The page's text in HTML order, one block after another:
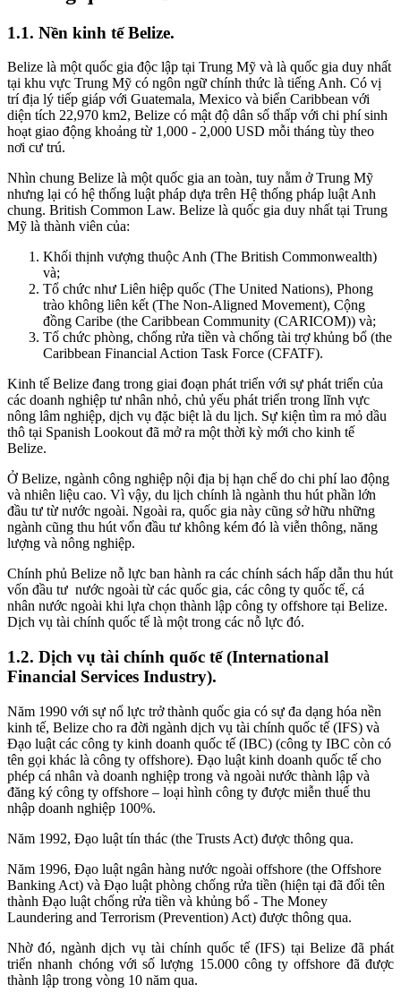
1.1. Nền kinh tế Belize.
Belize là một quốc gia độc lập tại Trung Mỹ và là quốc gia duy nhất
tại khu vực Trung Mỹ có ngôn ngữ chính thức là tiếng Anh. Có vị
trí địa lý tiếp giáp với Guatemala, Mexico và biển Caribbean với
diện tích 22,970 km2, Belize có mật độ dân số thấp với chi phí sinh
hoạt giao động khoảng từ 1,000 - 2,000 USD mỗi tháng tùy theo
nơi cư trú.
Nhìn chung Belize là một quốc gia an toàn, tuy nằm ở Trung Mỹ
nhưng lại có hệ thống luật pháp dựa trên Hệ thống pháp luật Anh
chung. British Common Law. Belize là quốc gia duy nhất tại Trung
Mỹ là thành viên của:
Khối thịnh vượng thuộc Anh (The British Commonwealth)
và;
Tổ chức như Liên hiệp quốc (The United Nations), Phong
trào không liên kết (The Non-Aligned Movement), Cộng
đồng Caribe (the Caribbean Community (CARICOM)) và;
Tổ chức phòng, chống rửa tiền và chống tài trợ khủng bổ (the
Caribbean Financial Action Task Force (CFATF).
Kinh tế Belize đang trong giai đoạn phát triển với sự phát triển của
các doanh nghiệp tư nhân nhỏ, chủ yếu phát triển trong lĩnh vực
nông lâm nghiệp, dịch vụ đặc biệt là du lịch. Sự kiện tìm ra mỏ dầu
thô tại Spanish Lookout đã mở ra một thời kỳ mới cho kinh tế
Belize.
Ở Belize, ngành công nghiệp nội địa bị hạn chế do chi phí lao động
và nhiên liệu cao. Vì vậy, du lịch chính là ngành thu hút phần lớn
đầu tư từ nước ngoài. Ngoài ra, quốc gia này cũng sở hữu những
ngành cũng thu hút vốn đầu tư không kém đó là viễn thông, năng
lượng và nông nghiệp.
Chính phủ Belize nỗ lực ban hành ra các chính sách hấp dẫn thu hút
vốn đầu tư nước ngoài từ các quốc gia, các công ty quốc tế, cá
nhân nước ngoài khi lựa chọn thành lập công ty offshore tại Belize.
Dịch vụ tài chính quốc tế là một trong các nỗ lực đó.
1.2. Dịch vụ tài chính quốc tế (International
Financial Services Industry).
Năm 1990 với sự nổ lực trở thành quốc gia có sự đa dạng hóa nền
kinh tế, Belize cho ra đời ngành dịch vụ tài chính quốc tế (IFS) và
Đạo luật các công ty kinh doanh quốc tế (IBC) (công ty IBC còn có
tên gọi khác là công ty offshore). Đạo luật kinh doanh quốc tế cho
phép cá nhân và doanh nghiệp trong và ngoài nước thành lập và
đăng ký công ty offshore – loại hình công ty được miễn thuế thu
nhập doanh nghiệp 100%.
Năm 1992, Đạo luật tín thác (the Trusts Act) được thông qua.
Năm 1996, Đạo luật ngân hàng nước ngoài offshore (the Offshore
Banking Act) và Đạo luật phòng chống rửa tiền (hiện tại đã đổi tên
thành Đạo luật chống rửa tiền và khủng bổ - The Money
Laundering and Terrorism (Prevention) Act) được thông qua.
Nhờ đó, ngành dịch vụ tài chính quốc tế (IFS) tại Belize đã phát
triển nhanh chóng với số lượng 15.000 công ty offshore đã được
thành lập trong vòng 10 năm qua.